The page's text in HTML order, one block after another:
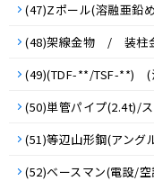
(47)Zポール(溶融亜鉛
(48)架線金物 / 装柱
(49)(TDF-**/TSF-**) (
(50)単管パイプ(2.4t)/
(51)等辺山形鋼(アング
(52)ベースマン(電設/